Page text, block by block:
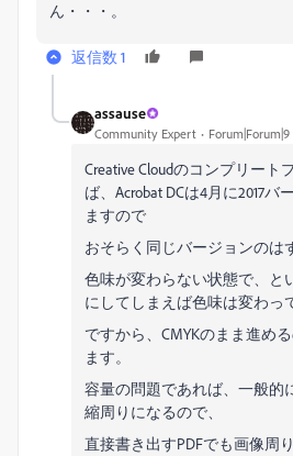
ん・・・。
返信数 1
assause
Community Expert
Creative Cloudのコンプリート
ば、Acrobat DCは4月に2017
ますので
おそらく同じバージョンのは
色味が変わらない状態で、と
にしてしまえば色味は変わっ
ですから、CMYKのまま進め
ます。
容量の問題であれば、一般的
縮周りになるので、
直接書き出すPDFでも画像周